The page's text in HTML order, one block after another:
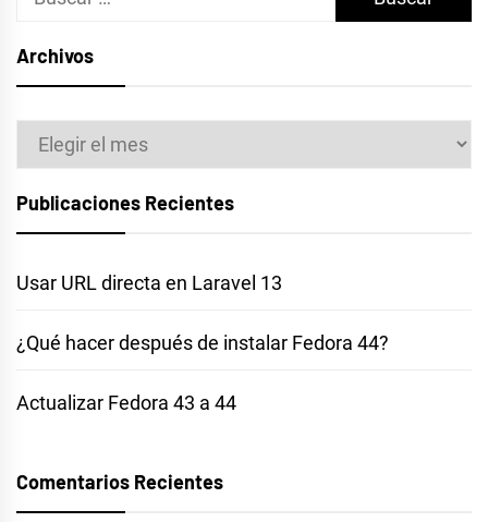
Archivos
Archivos
Publicaciones Recientes
Usar URL directa en Laravel 13
¿Qué hacer después de instalar Fedora 44?
Actualizar Fedora 43 a 44
Comentarios Recientes